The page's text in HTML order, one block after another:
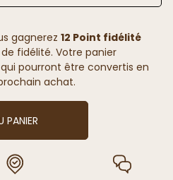
gagnerez 12 Point fidélité
fidélité. Votre panier
qui pourront être convertis en
achat.
PANIER